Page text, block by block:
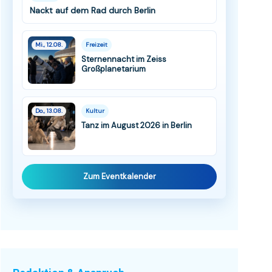
Nackt auf dem Rad durch Berlin
Mi., 12.08. Freizeit
Sternennacht im Zeiss
Großplanetarium
Do., 13.08. Kultur
Tanz im August 2026 in Berlin
Zum Eventkalender